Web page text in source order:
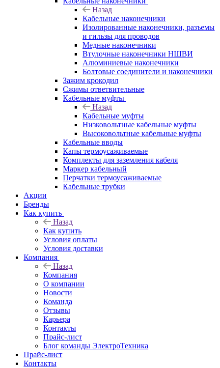
Назад
Кабельные наконечники
Изолированные наконечники, разъемы
и гильзы для проводов
Медные наконечники
Втулочные наконечники НШВИ
Алюминиевые наконечники
Болтовые соединители и наконечники
Зажим крокодил
Сжимы ответвительные
Кабельные муфты
Назад
Кабельные муфты
Низковольтные кабельные муфты
Высоковольтные кабельные муфты
Кабельные вводы
Капы термоусаживаемые
Комплекты для заземления кабеля
Маркер кабельный
Перчатки термоусаживаемые
Кабельные трубки
Акции
Бренды
Как купить
Назад
Как купить
Условия оплаты
Условия доставки
Компания
Назад
Компания
О компании
Новости
Команда
Отзывы
Карьера
Контакты
Прайс-лист
Блог команды ЭлектроТехника
Прайс-лист
Контакты